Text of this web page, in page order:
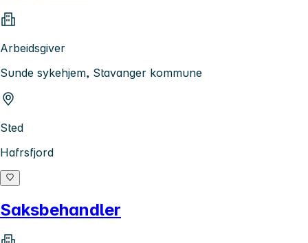
Arbeidsgiver
Sunde sykehjem, Stavanger kommune
Sted
Hafrsfjord
Saksbehandler